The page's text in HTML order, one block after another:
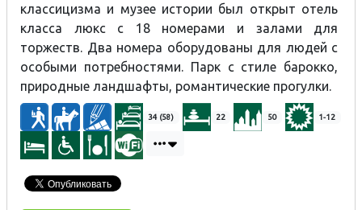
классицизма и музее истории был открыт отель
класса люкс с 18 номерами и залами для
торжеств. Два номера оборудованы для людей с
особыми потребностями. Парк с стиле барокко,
природные ландшафты, романтические прогулки.
34 (58) 22 50 1-12